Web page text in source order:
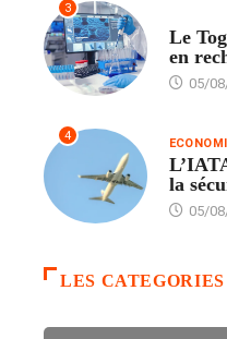
3
Le
en
05/
4
la
05/
LES CATEGORIES